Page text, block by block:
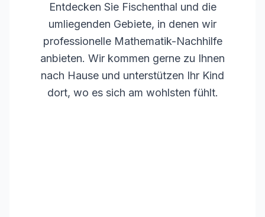
Entdecken Sie Fischenthal und die
umliegenden Gebiete, in denen wir
professionelle Mathematik-Nachhilfe
anbieten. Wir kommen gerne zu Ihnen
nach Hause und unterstützen Ihr Kind
dort, wo es sich am wohlsten fühlt.